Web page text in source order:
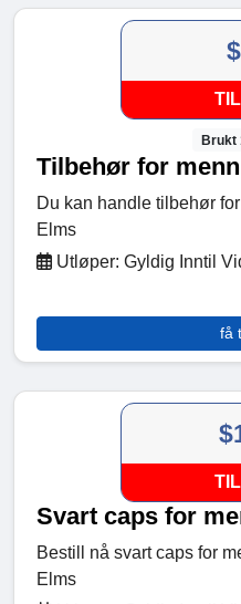
Brukt
Tilbehør for
Du kan handle tilbehør
Elms
Utløper: Gyldig Inntil
få
Svart caps for
Bestill nå svart caps for
Elms